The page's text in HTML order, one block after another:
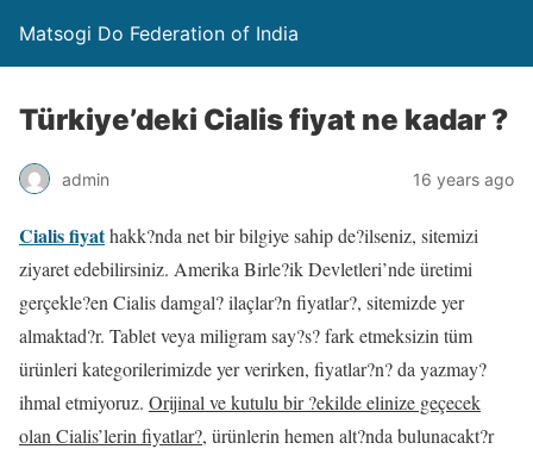
Matsogi Do Federation of India
Türkiye’deki Cialis fiyat ne kadar ?
admin 16 years ago
Cialis fiyathakk?nda net bir bilgiye sahip de?ilseniz, sitemizi
ziyaret edebilirsiniz. Amerika Birle?ik Devletleri’nde üretimi
gerçekle?en Cialis damgal? ilaçlar?n fiyatlar?, sitemizde yer
almaktad?r. Tablet veya miligram say?s? fark etmeksizin tüm
ürünleri kategorilerimizde yer verirken, fiyatlar?n? da yazmay?
ihmal etmiyoruz. Orijinal ve kutulu bir ?ekilde elinize geçecek
olan Cialis’lerin fiyatlar?, ürünlerin hemen alt?nda bulunacakt?r